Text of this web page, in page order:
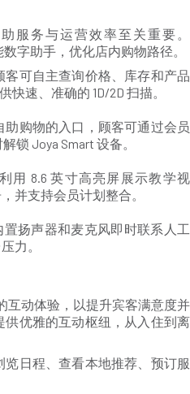
服务与运营效率至关重要。
字助手，优化店内购物路径。
客可自主查询价格、库存和产品
快速、准确的 1D/2D 扫描。
助购物的入口，顾客可通过会员
锁 Joya Smart 设备。
利用 8.6 英寸高亮屏展示教学视
并支持会员计划整合。
置扬声器和麦克风即时联系人工
力。
互动体验，以提升宾客满意度并
供优雅的互动枢纽，从入住到离
览日程、查看本地推荐、预订服